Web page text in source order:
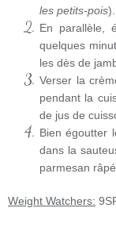
les petits-pois).
En parallèle,
quelques
les dès de
Verser la
pendant la
de jus de
Bien égoutter
dans la
parmesan râpé.
Weight Watchers: